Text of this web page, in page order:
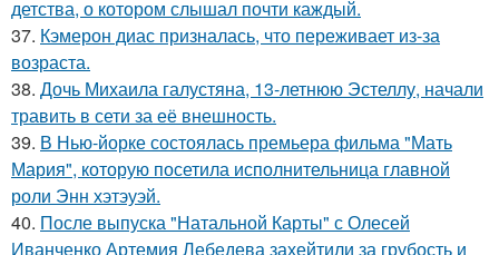
детства, о котором слышал почти каждый.
37. Кэмерон диас призналась, что переживает из-за
возраста.
38. Дочь Михаила галустяна, 13-летнюю Эстеллу, начали
травить в сети за её внешность.
39. В Нью-йорке состоялась премьера фильма "Мать
Мария", которую посетила исполнительница главной
роли Энн хэтэуэй.
40. После выпуска "Натальной Карты" с Олесей
Иванченко Артемия Лебедева захейтили за грубость и